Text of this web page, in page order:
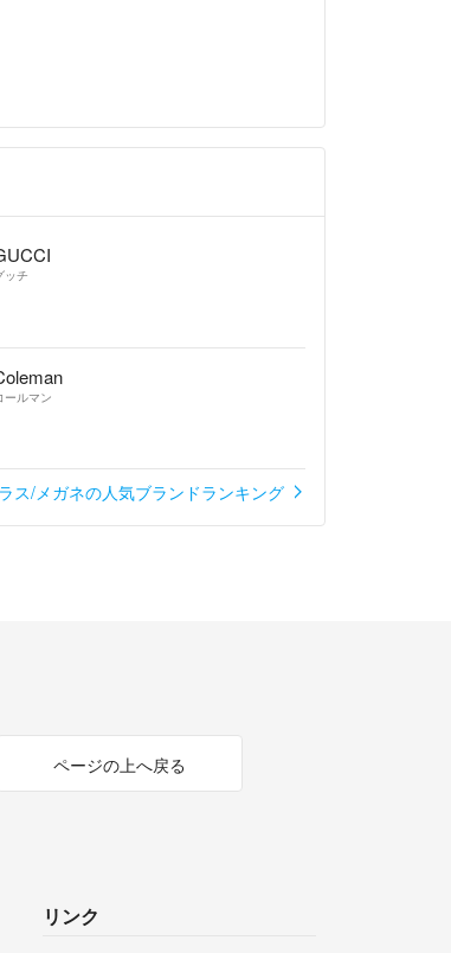
ッチ
ールマン
ス/メガネの人気ブランドランキング
ページの上へ戻る
リンク